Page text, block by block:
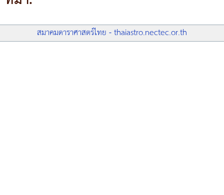
สมาคมดาราศาสตร์ไทย - thaiastro.nectec.or.th